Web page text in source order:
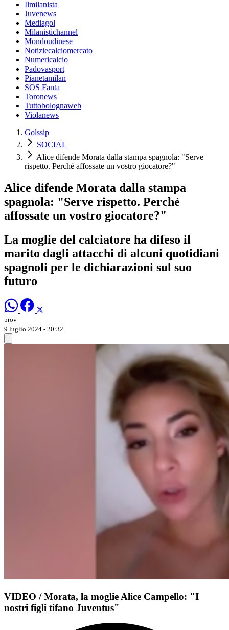
Ilmilanista
Juvenews
Mediagol
Milanistichannel
Mondoudinese
Notiziecalciomercato
Numericalcio
Padovasport
Pianetamilan
SOS Fanta
Toronews
Tuttobolognaweb
Violanews
Golssip
SOCIAL
Alice difende Morata dalla stampa spagnola: "Serve
rispetto. Perché affossate un vostro giocatore?"
Alice difende Morata dalla stampa
spagnola: "Serve rispetto. Perché
affossate un vostro giocatore?"
La moglie del calciatore ha difeso il
marito dagli attacchi di alcuni quotidiani
spagnoli per le dichiarazioni sul suo
futuro
prov
9 luglio 2024 - 20:32
VIDEO / Morata, la moglie Alice Campello: "I
nostri figli tifano Juventus"